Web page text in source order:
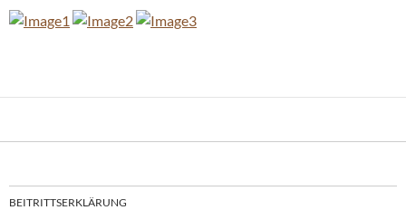
BEITRITTSERKLÄRUNG